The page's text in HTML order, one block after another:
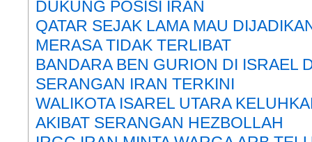
DUKUNG POSISI IRAN
QATAR SEJAK LAMA MAU
MERASA TIDAK TERLIBAT
BANDARA BEN GURION DI ISRAEL
SERANGAN IRAN TERKINI
WALIKOTA ISAREL UTARA
AKIBAT SERANGAN HEZBOLLAH